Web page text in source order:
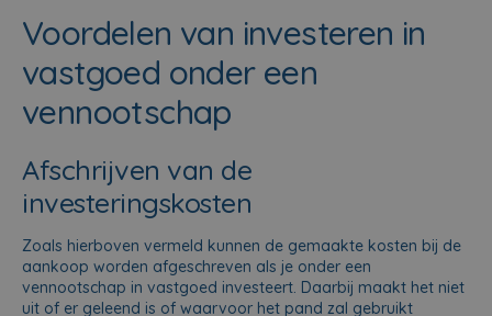
Voordelen van investeren in
vastgoed onder een
vennootschap
Afschrijven van de
investeringskosten
Zoals hierboven vermeld kunnen de gemaakte kosten bij de
aankoop worden afgeschreven als je onder een
vennootschap in vastgoed investeert. Daarbij maakt het niet
uit of er geleend is of waarvoor het pand zal gebruikt